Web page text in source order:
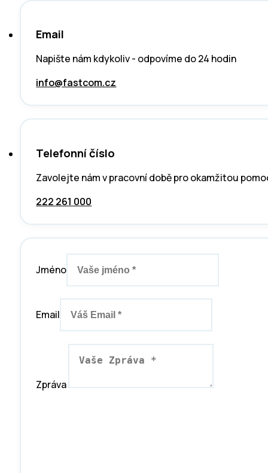
Email
Napište nám kdykoliv - odpovíme do 24 hodin
info@fastcom.cz
Telefonní číslo
Zavolejte nám v pracovní době pro okamžitou
222 261 000
Jméno
Email
Zpráva